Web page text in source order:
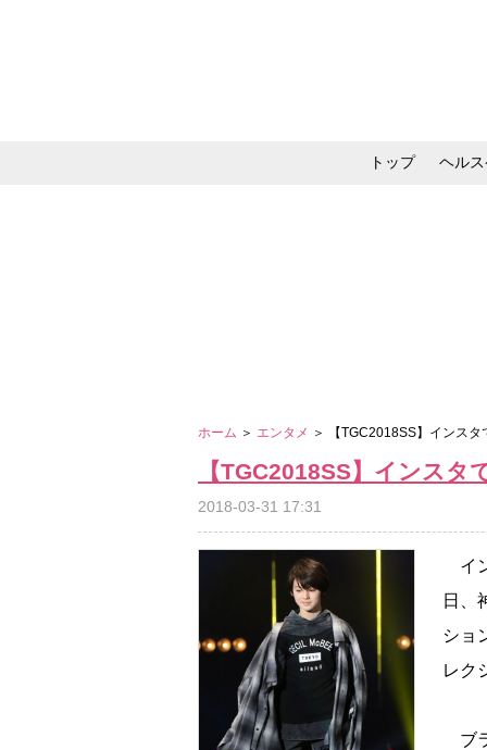
トップ ヘル
ホーム ＞ エンタメ ＞ 【TGC2018SS】インス
【TGC2018SS】インス
2018-03-31 17:31
イ
日、
ショ
レク
ブ